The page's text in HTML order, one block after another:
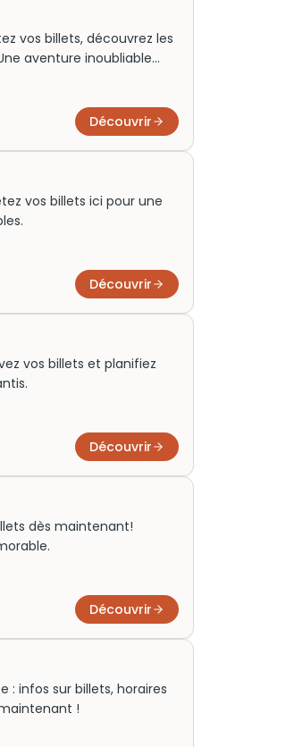
vos billets, découvrez les
aventure inoubliable
Découvrir
vos billets ici pour une
Découvrir
vos billets et planifiez
Découvrir
dès maintenant!
Découvrir
: infos sur billets, horaires
!